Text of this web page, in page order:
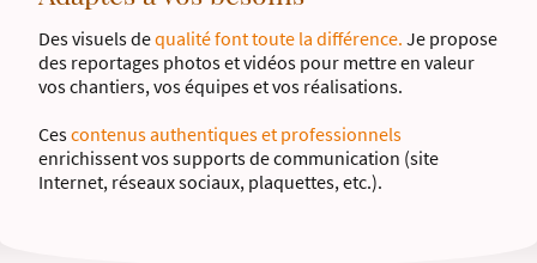
Des visuels dequalité font toute la différence. Je propose
des reportages photos et vidéos pour mettre en valeur
vos chantiers, vos équipes et vos réalisations.
Cescontenus authentiques et professionnels
enrichissent vos supports de communication (site
Internet, réseaux sociaux, plaquettes, etc.).